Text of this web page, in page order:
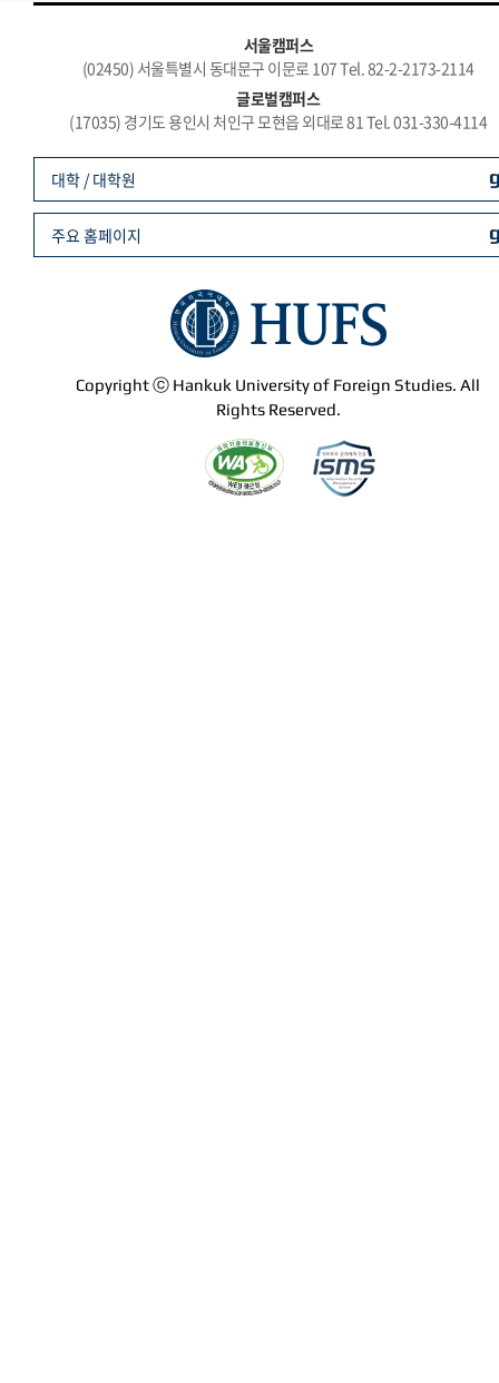
서울캠퍼스
(02450) 서울특별시 동대문구 이문로 107 Tel. 82-2-2173-2114
글로벌캠퍼스
(17035) 경기도 용인시 처인구 모현읍 외대로 81 Tel. 031-330-4114
Copyright ⓒ Hankuk University of Foreign Studies. All
Rights Reserved.
대학 / 대학원
주요 홈페이지